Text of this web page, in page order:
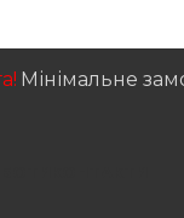
Мінімальне